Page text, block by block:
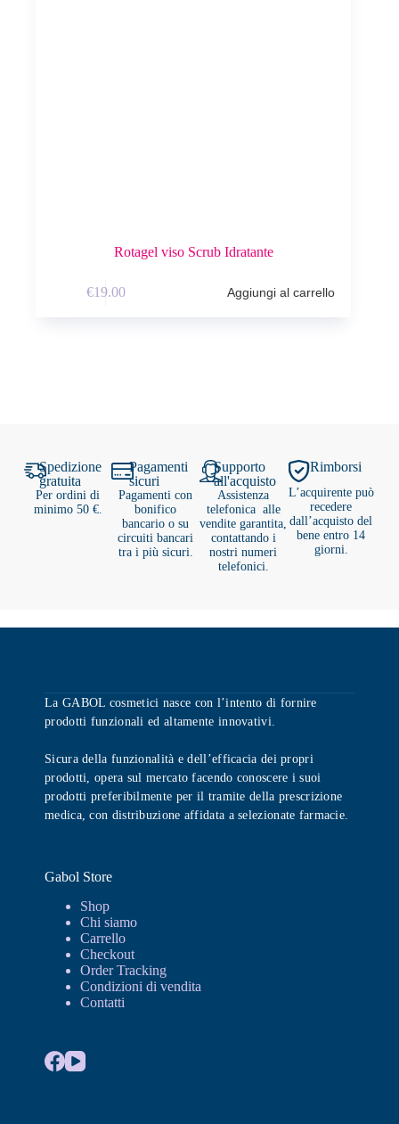
Rotagel viso Scrub Idratante
€19.00 Aggiungi al carrello
Spedizione
gratuita
Per ordini di
minimo 50 €.
Pagamenti
sicuri
Pagamenti con
bonifico
bancario o su
circuiti bancari
tra i più sicuri.
Supporto
all'acquisto
Assistenza
telefonica alle
vendite garantita,
contattando i
nostri numeri
telefonici.
Rimborsi
L’acquirente può
recedere
dall’acquisto del
bene entro 14
giorni.
La GABOL cosmetici nasce con l’intento di fornire
prodotti funzionali ed altamente innovativi.
Sicura della funzionalità e dell’efficacia dei propri
prodotti, opera sul mercato facendo conoscere i suoi
prodotti preferibilmente per il tramite della prescrizione
medica, con distribuzione affidata a selezionate farmacie.
Gabol Store
Shop
Chi siamo
Carrello
Checkout
Order Tracking
Condizioni di vendita
Contatti